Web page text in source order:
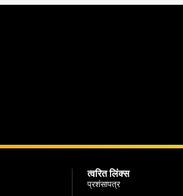
त्वरित लिंक्स
प्रशंसापत्र